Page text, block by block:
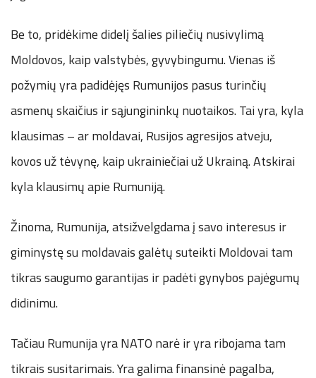
Be to, pridėkime didelį šalies piliečių nusivylimą
Moldovos, kaip valstybės, gyvybingumu. Vienas iš
požymių yra padidėjęs Rumunijos pasus turinčių
asmenų skaičius ir sąjungininkų nuotaikos. Tai yra, kyla
klausimas – ar moldavai, Rusijos agresijos atveju,
kovos už tėvynę, kaip ukrainiečiai už Ukrainą. Atskirai
kyla klausimų apie Rumuniją.
Žinoma, Rumunija, atsižvelgdama į savo interesus ir
giminystę su moldavais galėtų suteikti Moldovai tam
tikras saugumo garantijas ir padėti gynybos pajėgumų
didinimu.
Tačiau Rumunija yra NATO narė ir yra ribojama tam
tikrais susitarimais. Yra galima finansinė pagalba,